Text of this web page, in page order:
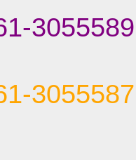
3055589
3055587